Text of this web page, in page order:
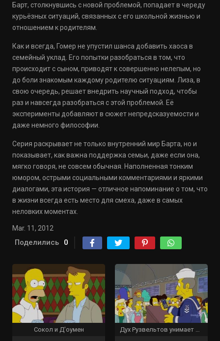
Барт, столкнувшись с новой проблемой, попадает в череду
курьёзных ситуаций, связанных с его школьной жизнью и
отношением к родителям.
Как и всегда, Гомер не упустил шанса добавить хаоса в
семейный уклад. Его попытки разобраться в том, что
происходит с сыном, приводят к совершенно нелепым, но
до боли знакомым каждому родителю ситуациям. Лиза, в
свою очередь, решает внедрить научный подход, чтобы
раз и навсегда разобраться с этой проблемой. Её
эксперименты добавляют в сюжет непредсказуемости и
даже немного философии.
Серия раскрывает не только внутренний мир Барта, но и
показывает, как важна поддержка семьи, даже если она,
мягко говоря, не совсем обычная. Наполненная тонким
юмором, острыми социальными комментариями и яркими
диалогами, эта история — отличное напоминание о том, что
в жизни всегда есть место для смеха, даже в самых
неловких моментах.
Mar. 11, 2012
Поделились 0
Сокол и Д’оумен Дух Рузвельтов унимает Барта